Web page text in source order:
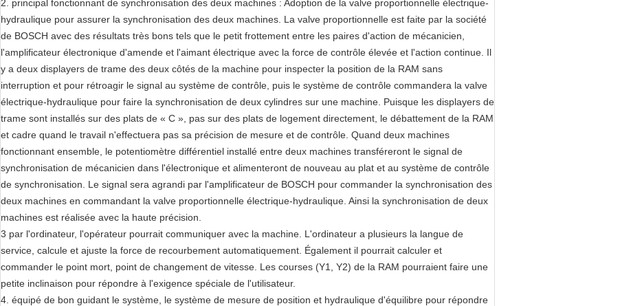
2. principal fonctionnant de synchronisation des deux machines : Adoption de la valve proportionnelle électrique-
hydraulique pour assurer la synchronisation des deux machines. La valve proportionnelle est faite par la société
de BOSCH avec des résultats très bons tels que le petit frottement entre les paires d'action de mécanicien,
l'amplificateur électronique d'amende et l'aimant électrique avec la force de contrôle élevée et l'action continue. Il
y a deux displayers de trame des deux côtés de la machine pour inspecter la position de la RAM sans
interruption et pour rétroagir le signal au système de contrôle, puis le système de contrôle commandera la valve
électrique-hydraulique pour faire la synchronisation de deux cylindres sur une machine. Puisque les displayers de
trame sont installés sur des plats de « C », pas sur des plats de logement directement, le débattement de la RAM
et cadre quand le travail n'effectuera pas sa précision de mesure et de contrôle. Quand deux machines
fonctionnant ensemble, le potentiomètre différentiel installé entre deux machines transféreront le signal de
synchronisation de mécanicien dans l'électronique et alimenteront de nouveau au plat et au système de contrôle
de synchronisation. Le signal sera agrandi par l'amplificateur de BOSCH pour commander la synchronisation des
deux machines en commandant la valve proportionnelle électrique-hydraulique. Ainsi la synchronisation de deux
machines est réalisée avec la haute précision.
3 par l'ordinateur, l'opérateur pourrait communiquer avec la machine. L'ordinateur a plusieurs la langue de
service, calcule et ajuste la force de recourbement automatiquement. Également il pourrait calculer et
commander le point mort, point de changement de vitesse. Les courses (Y1, Y2) de la RAM pourraient faire une
petite inclinaison pour répondre à l'exigence spéciale de l'utilisateur.
4. équipé de bon guidant le système, le système de mesure de position et hydraulique d'équilibre pour répondre